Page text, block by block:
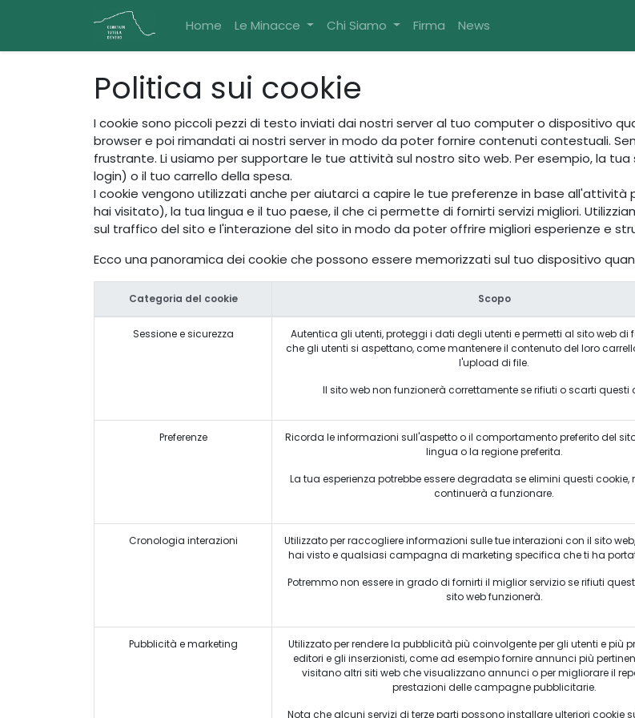
Home Le Minacce Chi Siamo Firma News
Politica sui cookie
I cookie sono piccoli pezzi di testo inviati dai nostri server al tuo computer o dispositivo
browser e poi rimandati ai nostri server in modo da poter fornire contenuti contestuali.
frustrante. Li usiamo per supportare le tue attività sul nostro sito web. Per esempio, la
login) o il tuo carrello della spesa.
I cookie vengono utilizzati anche per aiutarci a capire le tue preferenze in base
hai visitato), la tua lingua e il tuo paese, il che ci permette di fornirti servizi migliori.
sul traffico del sito e l'interazione del sito in modo da poter offrire migliori esperienze e
Ecco una panoramica dei cookie che possono essere memorizzati sul tuo dispositivo
Categoria del cookie Scopo
Sessione e sicurezza
Autentica gli utenti, proteggi i dati degli utenti e permetti al sito web di
che gli utenti si aspettano, come mantenere il contenuto del loro
l'upload di file.
Il sito web non funzionerà correttamente se rifiuti o scarti questi
Preferenze
Ricorda le informazioni sull'aspetto o il comportamento preferito del
lingua o la regione preferita.
La tua esperienza potrebbe essere degradata se elimini questi cookie,
continuerà a funzionare.
Cronologia interazioni
Utilizzato per raccogliere informazioni sulle tue interazioni con il sito
hai visto e qualsiasi campagna di marketing specifica che ti ha
Potremmo non essere in grado di fornirti il miglior servizio se rifiuti
sito web funzionerà.
Pubblicità e marketing
Utilizzato per rendere la pubblicità più coinvolgente per gli utenti e più
editori e gli inserzionisti, come ad esempio fornire annunci più
visitano altri siti web che visualizzano annunci o per migliorare il
prestazioni delle campagne pubblicitarie.
Nota che alcuni servizi di terze parti possono installare ulteriori cookie
Politica privacy